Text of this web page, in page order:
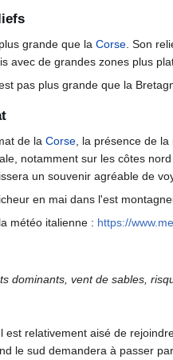
grande que la Corse . Son
avec de grandes zones plus
pas plus grande que la
de la Corse, la présence de
notamment sur les côtes
un souvenir agréable de
en mai dans l'est
météo italienne : https://
dominants, vent de sables,
est relativement aisé de
le sud demandera à passer